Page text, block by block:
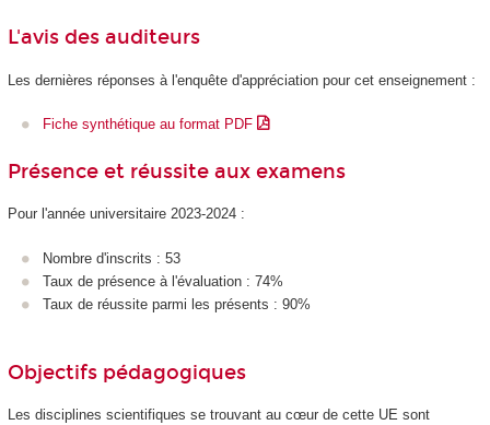
L'avis des auditeurs
Les dernières réponses à l'enquête d'appréciation pour cet enseignement :
Fiche synthétique au format PDF
Présence et réussite aux examens
Pour l'année universitaire 2023-2024 :
Nombre d'inscrits : 53
Taux de présence à l'évaluation : 74%
Taux de réussite parmi les présents : 90%
Objectifs pédagogiques
Les disciplines scientifiques se trouvant au cœur de cette UE sont